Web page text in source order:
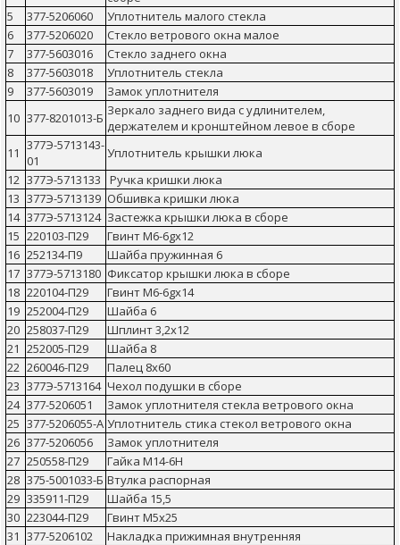
5
377-5206060
Уплотнитель малого стекла
6
377-5206020
Стекло ветрового окна малое
7
377-5603016
Стекло заднего окна
8
377-5603018
Уплотнитель стекла
9
377-5603019
Замок уплотнителя
10 377-8201013-Б Зеркало заднего вида с удлинителем,
держателем и кронштейном левое в сборе
11 377Э-5713143-
01
Уплотнитель крышки люка
12 377Э-5713133
Ручка кришки люка
13 377Э-5713139 Обшивка кришки люка
14 377Э-5713124 Застежка крышки люка в сборе
15 220103-П29
Гвинт М6-6gх12
16 252134-П9
Шайба пружинная 6
17 377Э-5713180 Фиксатор крышки люка в сборе
18 220104-П29
Гвинт М6-6gх14
19 252004-П29
Шайба 6
20 258037-П29
Шплинт 3,2х12
21 252005-П29
Шайба 8
22 260046-П29
Палец 8х60
23 377Э-5713164 Чехол подушки в сборе
24 377-5206051
Замок уплотнителя стекла ветрового окна
25 377-5206055-А Уплотнитель стика стекол ветрового окна
26 377-5206056
Замок уплотнителя
27 250558-П29
Гайка М14-6Н
28 375-5001033-Б Втулка распорная
29 335911-П29
Шайба 15,5
30 223044-П29
Гвинт М5х25
31 377-5206102
Накладка прижимная внутренняя